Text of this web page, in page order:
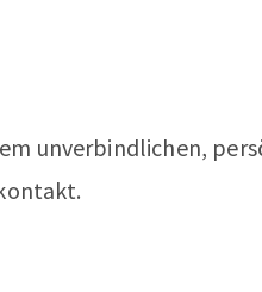
unverbindlichen,